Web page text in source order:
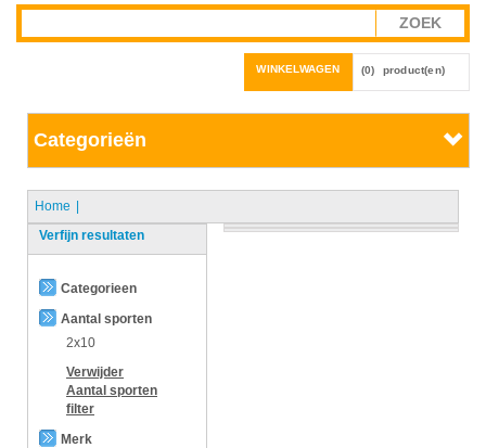
WINKELWAGEN (0) product(en)
Categorieën
Home
Verfijn resultaten
Categorieen
Aantal sporten
2x10
Verwijder
Aantal sporten
filter
Merk